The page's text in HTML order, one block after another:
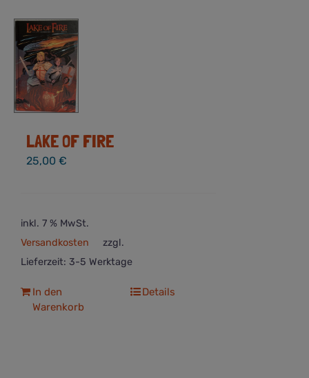
LAKE OF FIRE
25,00 €
inkl. 7 % MwSt.
zzgl.
Versandkosten
Lieferzeit: 3-5 Werktage
In den
Warenkorb
Details